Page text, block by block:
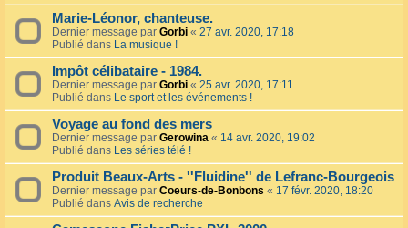
Marie-Léonor, chanteuse.
Dernier message par Gorbi « 27 avr. 2020, 17:18
Publié dans La musique !
Impôt célibataire - 1984.
Dernier message par Gorbi « 25 avr. 2020, 17:11
Publié dans Le sport et les événements !
Voyage au fond des mers
Dernier message par Gerowina « 14 avr. 2020, 19:02
Publié dans Les séries télé !
Produit Beaux-Arts - ''Fluidine'' de Lefranc-Bourgeois
Dernier message par Coeurs-de-Bonbons « 17 févr. 2020, 18:20
Publié dans Avis de recherche